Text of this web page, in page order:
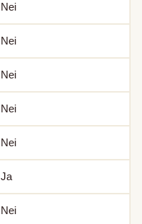
Nei
Nei
Nei
Nei
Nei
Ja
Nei